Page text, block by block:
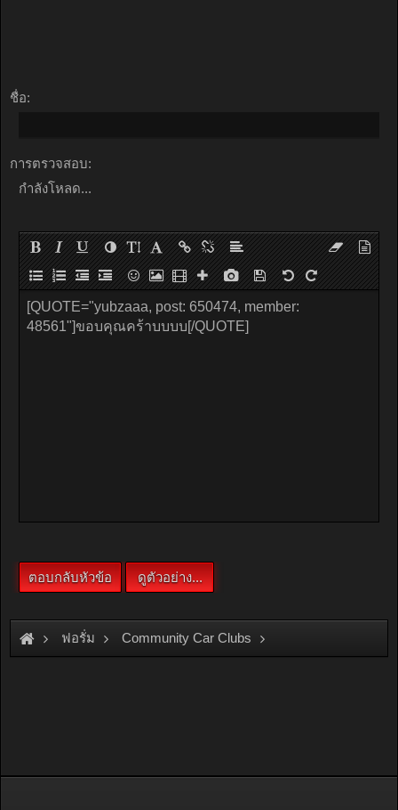
ชื่อ:
การตรวจสอบ:
กำลังโหลด...
ฟอรั่ม Community Car Clubs